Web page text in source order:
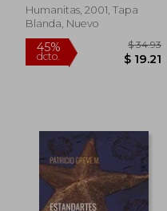
45%
dcto. $
Humanitas, 2001, Tapa
Blanda, Nuevo